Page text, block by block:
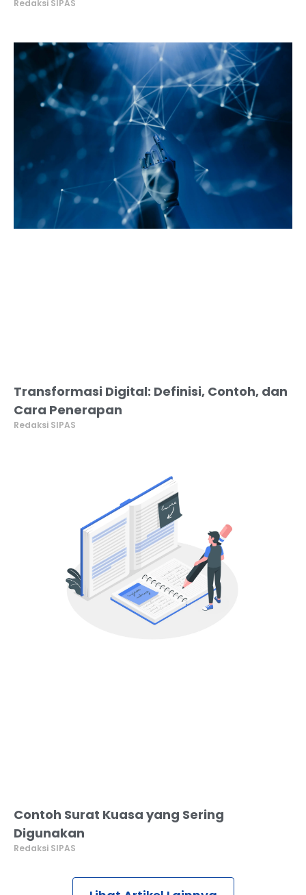
Redaksi SIPAS
Transformasi Digital: Definisi, Contoh, dan
Cara Penerapan
Redaksi SIPAS
Contoh Surat Kuasa yang Sering
Digunakan
Redaksi SIPAS